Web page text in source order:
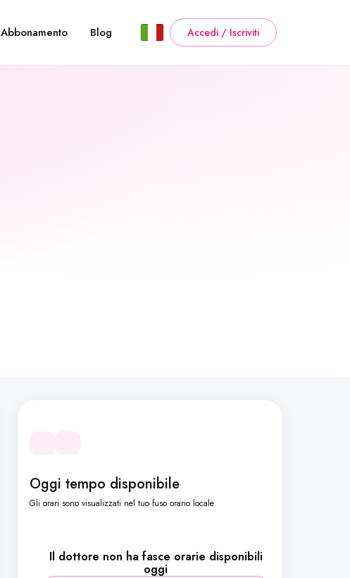
Abbonamento Blog Accedi / Iscriviti
Oggi tempo disponibile
Gli orari sono visualizzati nel tuo fuso orario locale
Il dottore non ha fasce orarie disponibili
oggi